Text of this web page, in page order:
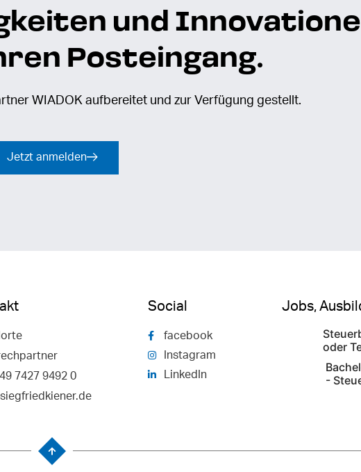
und
Posteingang.
WIADOK aufbereitet und zur Verfügung gestellt.
Jetzt anmelden
7427 9492 0
Social
facebook
Instagram
LinkedIn
Jobs,
oder
-